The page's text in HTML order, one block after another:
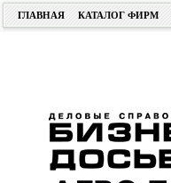
ГЛАВНАЯ КАТАЛОГ ФИРМ